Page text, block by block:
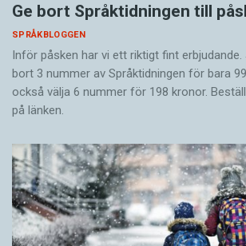
Ge bort Språktidningen till
SPRÅKBLOGGEN
Inför påsken har vi ett riktigt fint erbjudande.
bort 3 nummer av Språktidningen för bara
också välja 6 nummer för 198 kronor.
på länken.